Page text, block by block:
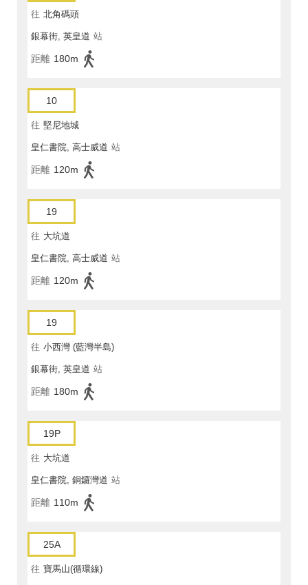
往 北角碼頭
銀幕街, 英皇道 站
距離 180m
10
往 堅尼地城
皇仁書院, 高士威道 站
距離 120m
19
往 大坑道
皇仁書院, 高士威道 站
距離 120m
19
往 小西灣 (藍灣半島)
銀幕街, 英皇道 站
距離 180m
19P
往 大坑道
皇仁書院, 銅鑼灣道 站
距離 110m
25A
往 寶馬山(循環線)